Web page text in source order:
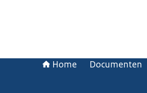
Home Documenten